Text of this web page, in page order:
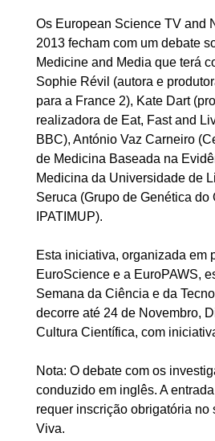
Os European Science TV and
2013 fecham com um debate
Medicine and Media que terá
Sophie Révil (autora e
para a France 2), Kate Dart
realizadora de Eat, Fast and
BBC), António Vaz Carneiro
de Medicina Baseada na
Medicina da Universidade de
Seruca (Grupo de Genética do
IPATIMUP).
Esta iniciativa, organizada em
EuroScience e a EuroPAWS,
Semana da Ciência e da
decorre até 24 de Novembro,
Cultura Científica, com
Nota: O debate com os
conduzido em inglês. A
requer inscrição obrigatória no
Viva.